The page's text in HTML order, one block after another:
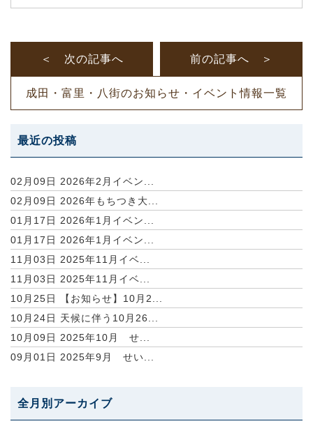
＜ 次の記事へ
成田・富里・八街のお知らせ・イベント情報一覧
前の記事へ ＞
最近の投稿
02月09日 2026年2月イベン...
02月09日 2026年もちつき大...
01月17日 2026年1月イベン...
01月17日 2026年1月イベン...
11月03日 2025年11月イベ...
11月03日 2025年11月イベ...
10月25日
【お知らせ】10月2...
10月24日 天候に伴う10月26...
10月09日 2025年10月 せ...
09月01日 2025年9月 せい...
全月別アーカイブ